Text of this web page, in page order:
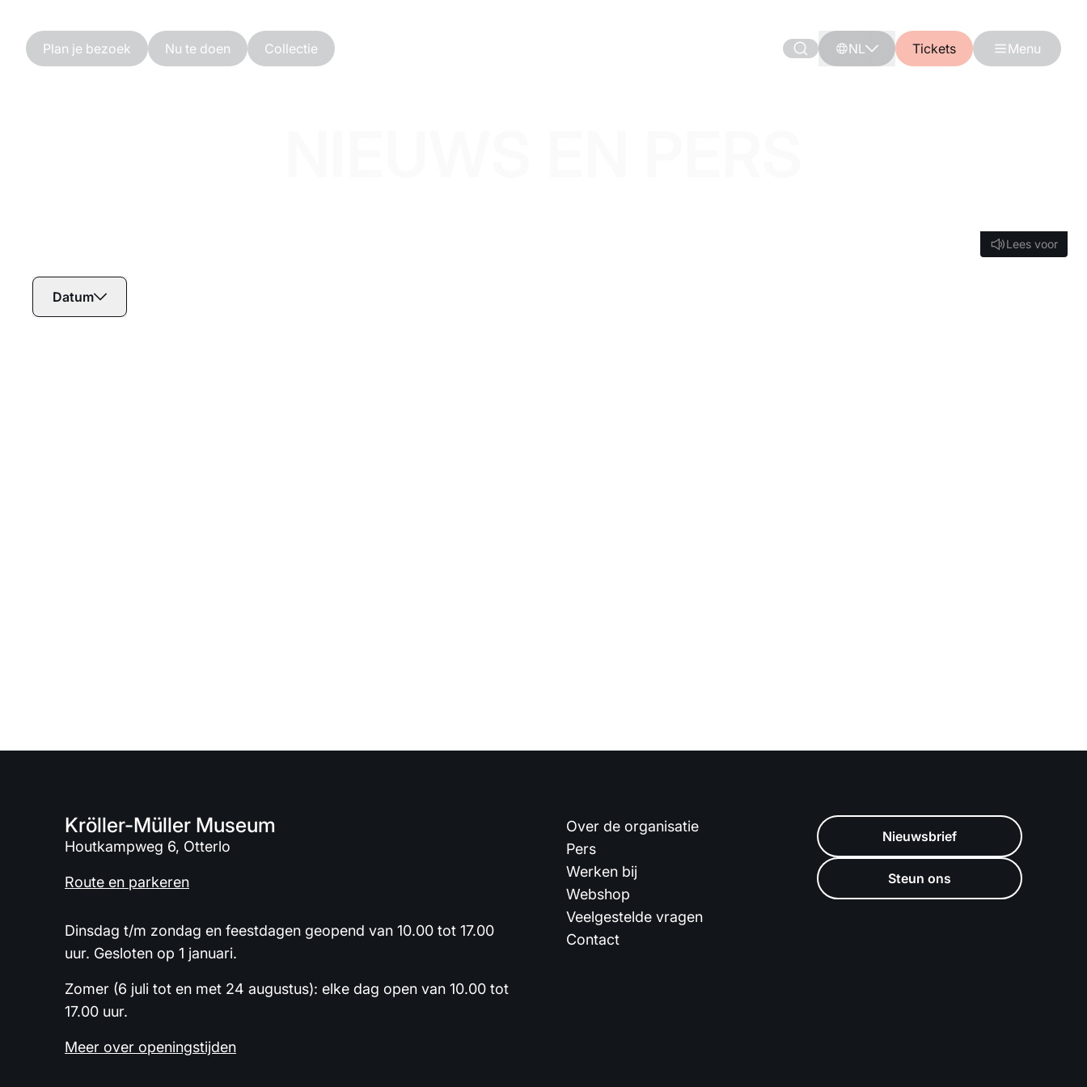
Ga naar hoofdinhoud
Plan je bezoek Nu te doen Collectie NL Tickets Menu
Lees voor
Lees voor
Datum
Kröller-Müller Museum
Houtkampweg 6, Otterlo
Route en parkeren
Dinsdag t/m zondag en feestdagen geopend van 10.00 tot 17.00
uur. Gesloten op 1 januari.
Zomer (6 juli tot en met 24 augustus): elke dag open van 10.00 tot
17.00 uur.
Meer over openingstijden
Over de organisatie
Pers
Werken bij
Webshop
Veelgestelde vragen
Contact
Nieuwsbrief
Steun ons